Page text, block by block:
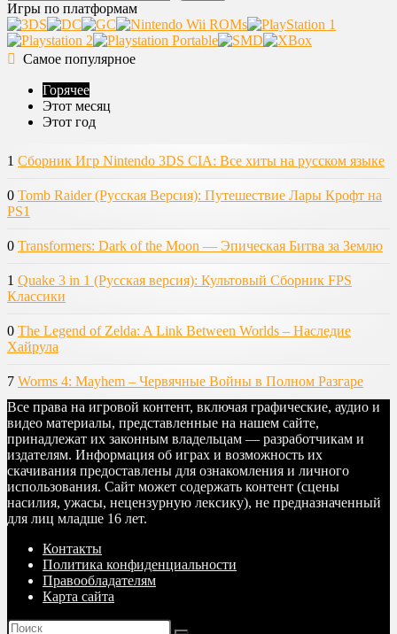
Игры по платформам
Самое популярное
Горячее
Этот месяц
Этот год
1 Сборник Игр Nintendo 3DS CIA: Все хиты на русском языке
0 Tomb Raider (Русская Версия): Путешествие Лары Крофт на
PS1
0 Transformers: Dark of the Moon — Эпическая Битва за Землю
1 Quake 3 in 1 (Русская версия): Культовый Сборник FPS
Классики
0 The Legend of Zelda: A Link Between Worlds – Наследие
Хайрула
7 Worms 4: Mayhem – Червячные Войны в Полном Разгаре
Все права на игровой контент, включая графические, аудио и
видео материалы, представленные на нашем сайте,
принадлежат их законным владельцам — разработчикам и
издателям. Информация об играх и возможность их
скачивания предоставлены для ознакомления и личного
использования. Сайт может содержать контент (сцены
насилия, ужасы, нецензурную лексику), не предназначенный
для лиц младше 16 лет.
Контакты
Политика конфиденциальности
Правообладателям
Карта сайта